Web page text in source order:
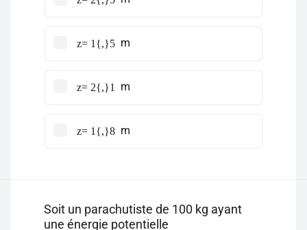
z= 1{,}5 m
z= 2{,}1 m
z= 1{,}8 m
Soit un parachutiste de 100 kg ayant
une énergie potentielle